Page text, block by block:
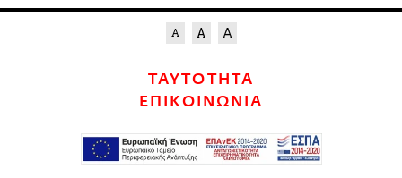
ΤΑΥΤΟΤΗΤΑ
ΕΠΙΚΟΙΝΩΝΙΑ